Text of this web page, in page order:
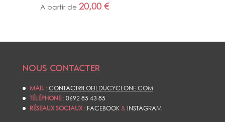
A partir de 20,00 €
NOUS CONTACTER
MAIL :CONTACT@LOEILDUCYCLONE.COM
TÉLÉPHONE :0692 85 43 85
RÉSEAUX SOCIAUX : FACEBOOK& INSTAGRAM